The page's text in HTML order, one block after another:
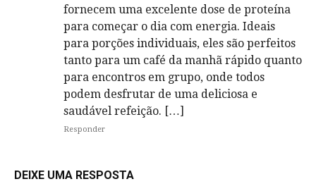
fornecem uma excelente dose de proteína
para começar o dia com energia. Ideais
para porções individuais, eles são perfeitos
tanto para um café da manhã rápido quanto
para encontros em grupo, onde todos
podem desfrutar de uma deliciosa e
saudável refeição. […]
Responder
DEIXE UMA RESPOSTA